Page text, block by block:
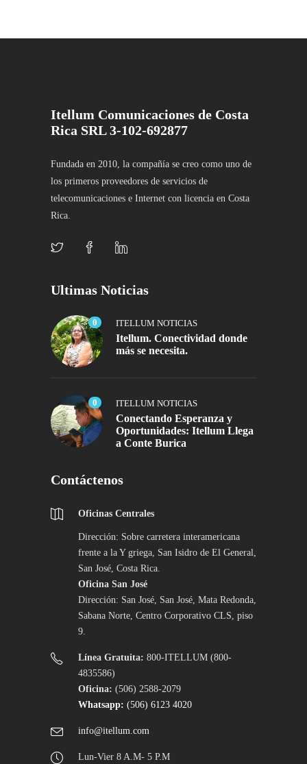
Itellum Comunicaciones de Costa
Rica SRL 3-102-692877
Fundada en 2010, la compañía se creo como uno de
los primeros proveedores de servicios de
telecomunicaciones e Internet con licencia en Costa
Rica.
Ultimas Noticias
0 ITELLUM NOTICIAS
Itellum. Conectividad donde
más se necesita.
0 ITELLUM NOTICIAS
Conectando Esperanza y
Oportunidades: Itellum Llega
a Conte Burica
Contáctenos
Oficinas Centrales
Dirección: Sobre carretera interamericana
frente a la Y griega, San Isidro de El General,
San José, Costa Rica.
Oficina San José
Dirección: San José, San José, Mata Redonda,
Sabana Norte, Centro Corporativo CLS, piso
9.
Línea Gratuita: 800-ITELLUM (800-
4835586)
Oficina: (506) 2588-2079
Whatsapp: (506) 6123 4020
info@itellum.com
Lun-Vier 8 A.M- 5 P.M